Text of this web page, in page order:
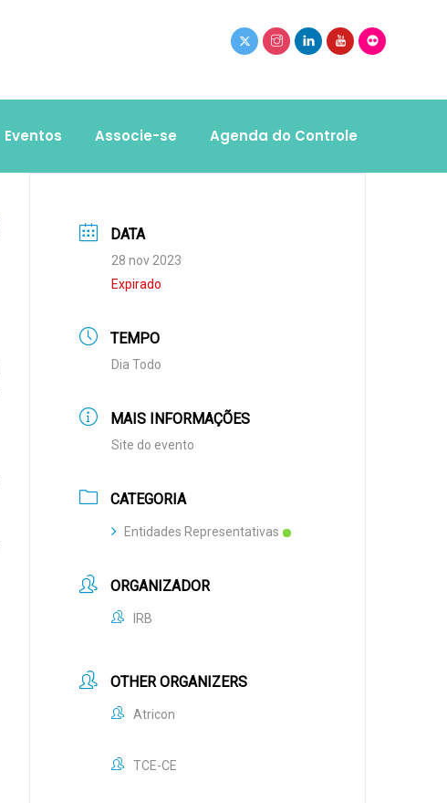
Eventos Associe-se Agenda do Controle
DATA
28 nov 2023
Expirado
TEMPO
Dia Todo
MAIS INFORMAÇÕES
Site do evento
CATEGORIA
Entidades Representativas
ORGANIZADOR
IRB
OTHER ORGANIZERS
Atricon
TCE-CE